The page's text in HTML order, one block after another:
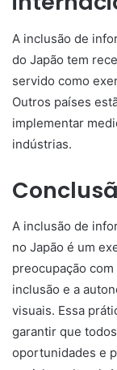
A inclusão de
do Japão tem
servido como
Outros países
implementar
indústrias.
A inclusão de
no Japão é um
preocupação
inclusão e a
visuais. Essa
garantir que
oportunidades e